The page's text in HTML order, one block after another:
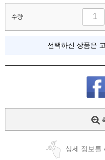
수량
선택하신 상품은
상세 정보를